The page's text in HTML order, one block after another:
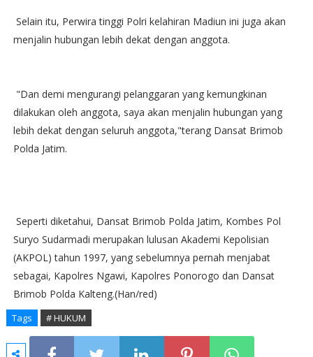
Selain itu, Perwira tinggi Polri kelahiran Madiun ini juga akan
menjalin hubungan lebih dekat dengan anggota.
"Dan demi mengurangi pelanggaran yang kemungkinan
dilakukan oleh anggota, saya akan menjalin hubungan yang
lebih dekat dengan seluruh anggota,"terang Dansat Brimob
Polda Jatim.
Seperti diketahui, Dansat Brimob Polda Jatim, Kombes Pol
Suryo Sudarmadi merupakan lulusan Akademi Kepolisian
(AKPOL) tahun 1997, yang sebelumnya pernah menjabat
sebagai, Kapolres Ngawi, Kapolres Ponorogo dan Dansat
Brimob Polda Kalteng.(Han/red)
Tags # HUKUM